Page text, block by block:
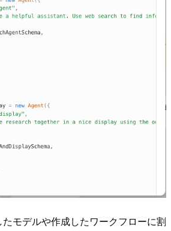
モデルや作成したワークフローに割